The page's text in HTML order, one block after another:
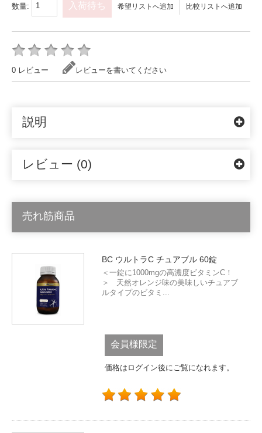
数量: 入荷待ち 希望リストへ追加 比較リストへ追加
0 レビュー レビューを書いてください
説明
レビュー (0)
売れ筋商品
BC ウルトラC チュアブル 60錠
＜一錠に1000mgの高濃度ビタミンC！
＞ 天然オレンジ味の美味しいチュアブ
ルタイプのビタミ...
会員様限定
価格はログイン後にご覧になれます。